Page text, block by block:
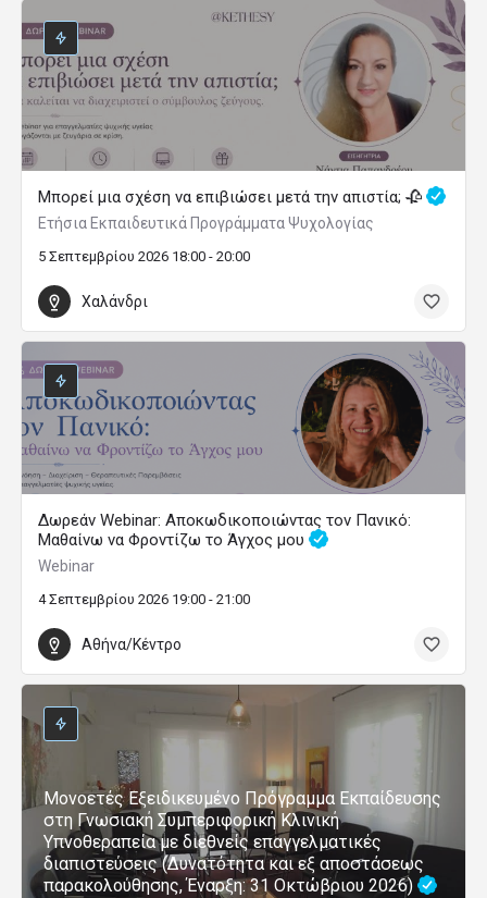
Μπορεί μια σχέση να επιβιώσει μετά την απιστία; 🥀
Ετήσια Εκπαιδευτικά Προγράμματα Ψυχολογίας
5 Σεπτεμβρίου 2026 18:00 - 20:00
Χαλάνδρι
Δωρεάν Webinar: Αποκωδικοποιώντας τον Πανικό:
Μαθαίνω να Φροντίζω το Άγχος μου
Webinar
4 Σεπτεμβρίου 2026 19:00 - 21:00
Αθήνα/Κέντρο
Μονοετές Εξειδικευμένο Πρόγραμμα Εκπαίδευσης
στη Γνωσιακή Συμπεριφορική Κλινική
Υπνοθεραπεία με διεθνείς επαγγελματικές
διαπιστεύσεις (Δυνατότητα και εξ αποστάσεως
παρακολούθησης, Έναρξη: 31 Οκτώβριου 2026)